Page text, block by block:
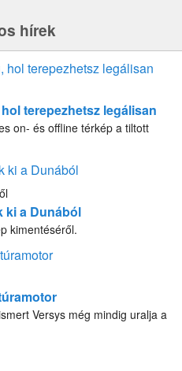
hírek
terepezhetsz legálisan
on- és offline térkép a tiltott
ki a Dunából
kimentéséről.
Versys még mindig uralja a